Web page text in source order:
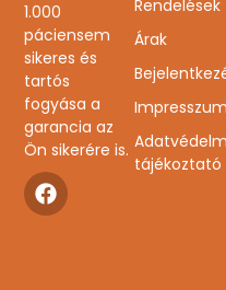
1.000
páciensem
sikeres és
tartós
fogyása a
garancia az
Ön sikerére is.
Rendelések
Árak
Impresszum
tájékoztató